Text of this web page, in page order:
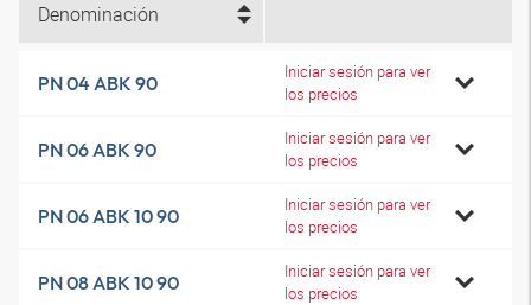
Denominación
PN 04 ABK 90
Iniciar sesión para ver
los precios
PN 06 ABK 90
Iniciar sesión para ver
los precios
PN 06 ABK 10 90
Iniciar sesión para ver
los precios
PN 08 ABK 10 90
Iniciar sesión para ver
los precios